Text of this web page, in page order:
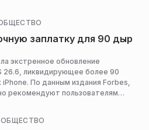
заплатку для 90 дыр
экстренное обновление
26.6, ликвидирующее более 90
По данным издания Forbes,
рекомендуют пользователям
создают прямую угрозу кражи
паролей. Специалисты
ОБЩЕСТВО